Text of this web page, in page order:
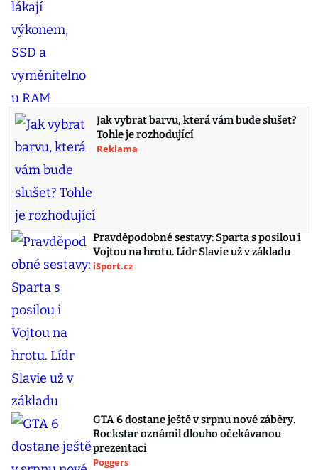
Jak vybrat barvu, která vám bude slušet?
Tohle je rozhodující
Reklama
Pravděpodobné sestavy: Sparta s posilou i
Vojtou na hrotu. Lídr Slavie už v základu
iSport.cz
GTA 6 dostane ještě v srpnu nové záběry.
Rockstar oznámil dlouho očekávanou
prezentaci
Poggers